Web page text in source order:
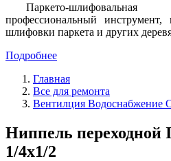
Паркето-
профессиональный инструмент,
шлифовки паркета и других
Подробнее
Главная
Все для ремонта
Вентилция Водоснабжение
Ниппель
1/4х1/2